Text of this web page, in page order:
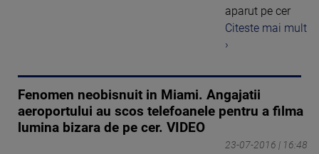
aparut pe cer
Citeste mai mult
›
Fenomen neobisnuit in Miami. Angajatii
aeroportului au scos telefoanele pentru a filma
lumina bizara de pe cer. VIDEO
23-07-2016 | 16:48